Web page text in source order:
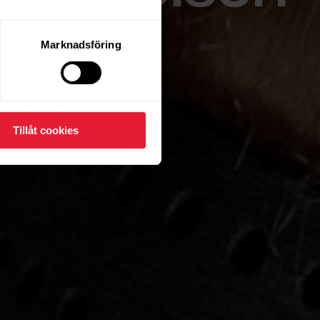
Marknadsföring
Tillåt cookies